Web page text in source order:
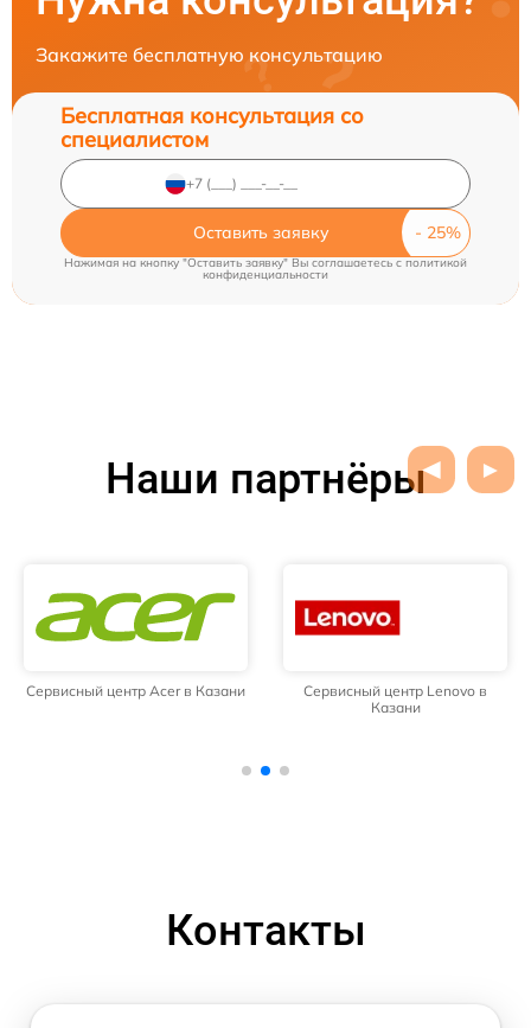
Закажите бесплатную консультацию
Бесплатная консультация со
специалистом
Оставить заявку
Нажимая на кнопку "Оставить заявку" Вы соглашаетесь cполитикой
конфиденциальности
Наши партнёры
Сервисный центр Acer в Казани
Сервисный центр Lenovo в
Казани
Контакты